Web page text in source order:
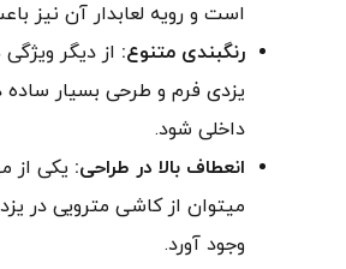
است و رویه لعابدار آن نیز
رنگبندی متنوع: از دیگر
یزدی فرم و طرحی بسیار ساده
داخلی شود.
انعطاف بالا در طراحی: یکی از
میتوان از کاشی مترویی در
وجود آورد.